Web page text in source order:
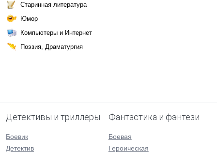
Старинная литература
Юмор
Компьютеры и Интернет
Поэзия, Драматургия
Детективы и триллеры
Боевик
Детектив
Фантастика и фэнтези
Боевая
Героическая